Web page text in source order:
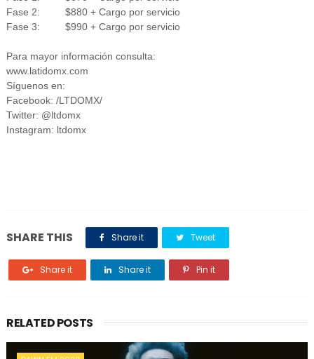
Fase 2: $880 + Cargo por servicio
Fase 3: $990 + Cargo por servicio
Para mayor información consulta:
www.latidomx.com
Síguenos en:
Facebook: /LTDOMX/
Twitter: @ltdomx
Instagram: ltdomx
SHARE THIS Share it Tweet
Share it Share it Pin it
RELATED POSTS